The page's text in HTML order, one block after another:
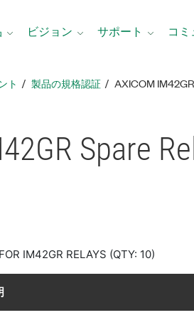
ビジョン サポート コミ
ト 製品​の​規格​認証 AXICOM
Spare
IM42GR RELAYS (QTY: 10)